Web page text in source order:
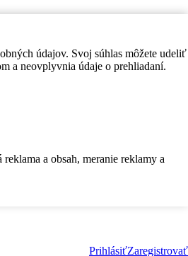
údajov. Svoj súhlas môžete udeliť
a neovplyvnia údaje o prehliadaní.
a obsah, meranie reklamy a
PrihlásiťZaregistrovať